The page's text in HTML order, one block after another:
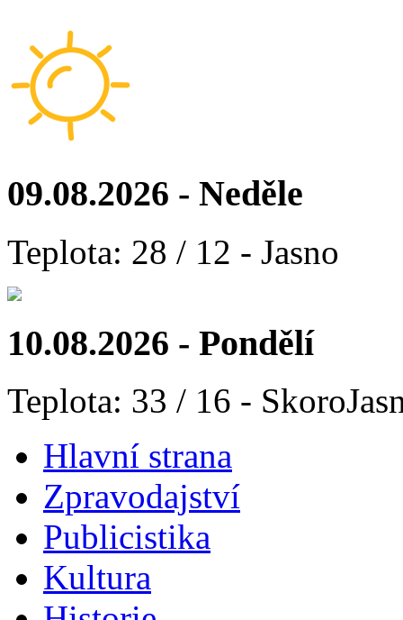
09.08.2026 - Neděle
Teplota: 28 / 12 - Jasno
10.08.2026 - Pondělí
Teplota: 33 / 16 -
Hlavní strana
Zpravodajství
Publicistika
Kultura